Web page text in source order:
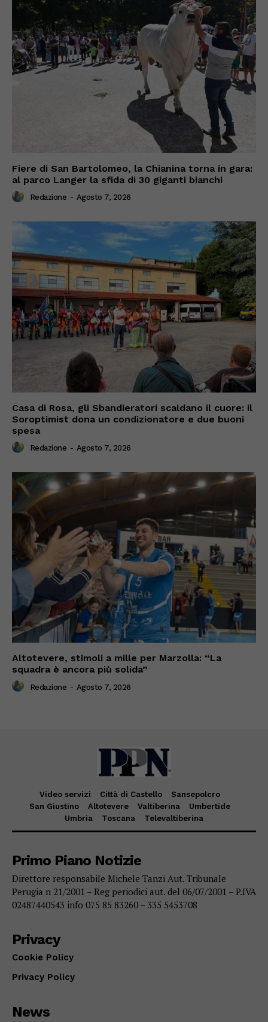
Fiere di San Bartolomeo, la Chianina torna in gara:
al parco Langer la sfida di 30 giganti bianchi
Redazione - Agosto 7, 2026
Casa di Rosa, gli Sbandieratori scaldano il cuore: il
Soroptimist dona un condizionatore e due buoni
spesa
Redazione - Agosto 7, 2026
Altotevere, stimoli a mille per Marzolla: “La
squadra è ancora più solida”
Redazione - Agosto 7, 2026
Video servizi Città di Castello
Sansepolcro
San Giustino
Altotevere Valtiberina
Umbertide
Umbria
Toscana Televaltiberina
Primo Piano Notizie
Direttore responsabile Michele Tanzi Aut. Tribunale
Perugia n 21/2001 – Reg periodici aut. del 06/07/2001 – P.IVA
02487440543 info 075 85 83260 – 335 5453708
Privacy
Cookie Policy
Privacy Policy
News